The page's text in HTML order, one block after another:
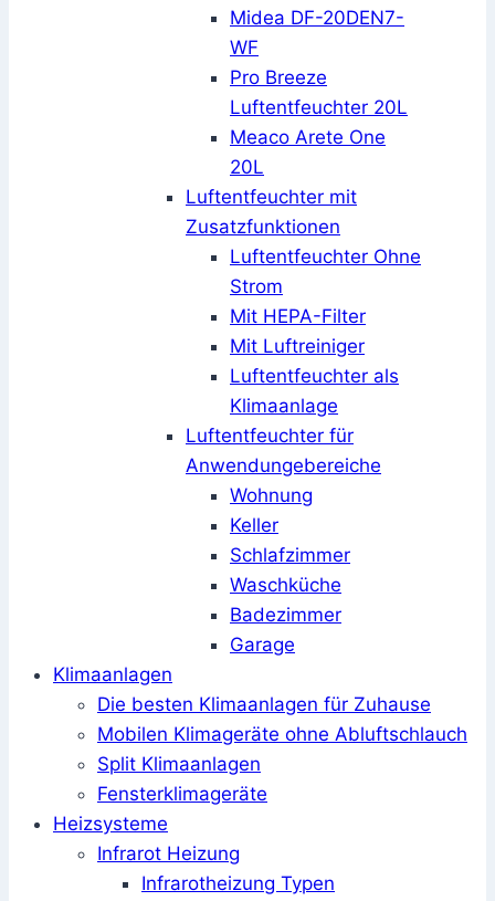
Midea DF-20DEN7-
WF
Pro Breeze
Luftentfeuchter 20L
Meaco Arete One
20L
Luftentfeuchter mit
Zusatzfunktionen
Luftentfeuchter Ohne
Strom
Mit HEPA-Filter
Mit Luftreiniger
Luftentfeuchter als
Klimaanlage
Luftentfeuchter für
Anwendungebereiche
Wohnung
Keller
Schlafzimmer
Waschküche
Badezimmer
Garage
Klimaanlagen
Die besten Klimaanlagen für Zuhause
Mobilen Klimageräte ohne Abluftschlauch
Split Klimaanlagen
Fensterklimageräte
Heizsysteme
Infrarot Heizung
Infrarotheizung Typen